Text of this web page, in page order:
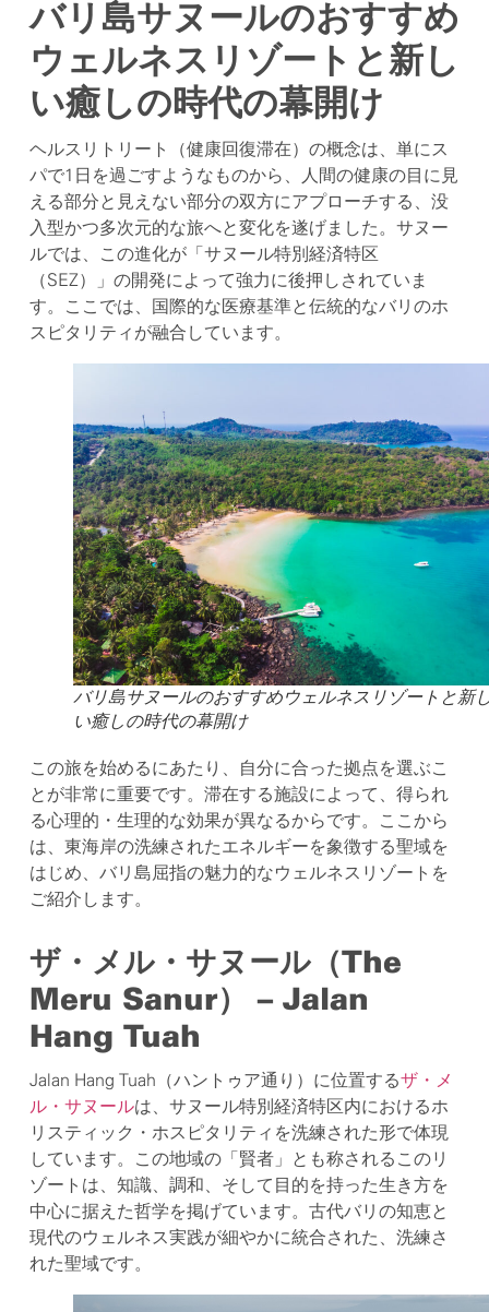
バリ島サヌールのおすすめ
ウェルネスリゾートと新し
い癒しの時代の幕開け
ヘルスリトリート（健康回復滞在）の概念は、単にス
パで1日を過ごすようなものから、人間の健康の目に見
える部分と見えない部分の双方にアプローチする、没
入型かつ多次元的な旅へと変化を遂げました。サヌー
ルでは、この進化が「サヌール特別経済特区
（SEZ）」の開発によって強力に後押しされていま
す。ここでは、国際的な医療基準と伝統的なバリのホ
スピタリティが融合しています。
バリ島サヌールのおすすめウェルネスリゾートと新
い癒しの時代の幕開け
この旅を始めるにあたり、自分に合った拠点を選ぶこ
とが非常に重要です。滞在する施設によって、得られ
る心理的・生理的な効果が異なるからです。ここから
は、東海岸の洗練されたエネルギーを象徴する聖域を
はじめ、バリ島屈指の魅力的なウェルネスリゾートを
ご紹介します。
ザ・メル・サヌール（The
Meru Sanur） – Jalan
Hang Tuah
Jalan Hang Tuah（ハントゥア通り）に位置するザ・メ
ル・サヌールは、サヌール特別経済特区内におけるホ
リスティック・ホスピタリティを洗練された形で体現
しています。この地域の「賢者」とも称されるこのリ
ゾートは、知識、調和、そして目的を持った生き方を
中心に据えた哲学を掲げています。古代バリの知恵と
現代のウェルネス実践が細やかに統合された、洗練さ
れた聖域です。